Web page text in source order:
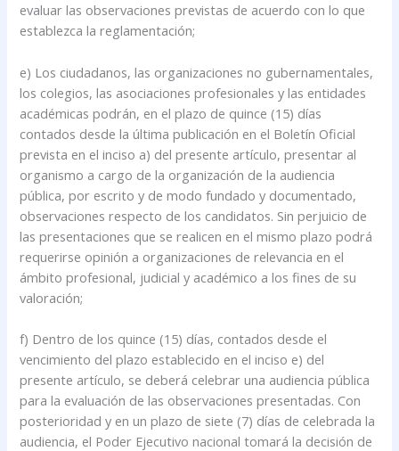
evaluar las observaciones previstas de acuerdo con lo que
establezca la reglamentación;
e) Los ciudadanos, las organizaciones no gubernamentales,
los colegios, las asociaciones profesionales y las entidades
académicas podrán, en el plazo de quince (15) días
contados desde la última publicación en el Boletín Oficial
prevista en el inciso a) del presente artículo, presentar al
organismo a cargo de la organización de la audiencia
pública, por escrito y de modo fundado y documentado,
observaciones respecto de los candidatos. Sin perjuicio de
las presentaciones que se realicen en el mismo plazo podrá
requerirse opinión a organizaciones de relevancia en el
ámbito profesional, judicial y académico a los fines de su
valoración;
f) Dentro de los quince (15) días, contados desde el
vencimiento del plazo establecido en el inciso e) del
presente artículo, se deberá celebrar una audiencia pública
para la evaluación de las observaciones presentadas. Con
posterioridad y en un plazo de siete (7) días de celebrada la
audiencia, el Poder Ejecutivo nacional tomará la decisión de